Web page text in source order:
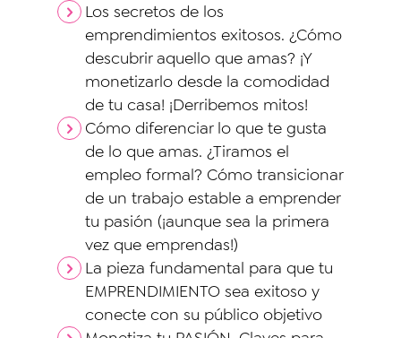
Los secretos de los
emprendimientos exitosos. ¿Cómo
descubrir aquello que amas? ¡Y
monetizarlo desde la comodidad
de tu casa! ¡Derribemos mitos!
Cómo diferenciar lo que te gusta
de lo que amas. ¿Tiramos el
empleo formal? Cómo transicionar
de un trabajo estable a emprender
tu pasión (¡aunque sea la primera
vez que emprendas!)
La pieza fundamental para que tu
EMPRENDIMIENTO sea exitoso y
conecte con su público objetivo